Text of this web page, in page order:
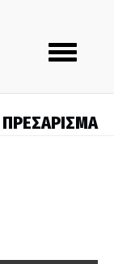
Toggle
navigation
ΠΡΕΣΑΡΙΣΜΑ